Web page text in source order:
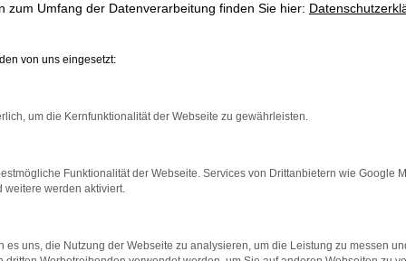
nach Düsseldorf
EINEN MERCEDES-
Diese Marke vereint zahlreiche Pluspunkte und bietet
Schmitz verkaufen Mercedes-Benz gerne auch an unsere
wo wir Ihnen durchgehend eine solide
anzubieten. Unser Zinssätze bzw. die Konditionen unseres
Mercedes-Benz einsteigen können. Die Straßen von
zum Umfang der Datenverarbeitung finden Sie hier:
von uns eingesetzt:
um die Kernfunktionalität der Webseite zu gewährleisten.
Funktionalität der Webseite. Services von Drittanbietern wie Google
weitere werden aktiviert.
es uns, die Nutzung der Webseite zu analysieren, um die Leistung zu messen